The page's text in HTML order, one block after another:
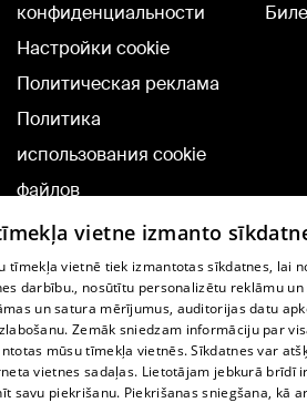
конфиденциальности
Настройки cookie
Политическая реклама
Политика
использования cookie
файлов
Добавление
комментариев
TВ-программа
Условия договора
360 Ziņu kontakti
vietne izmanto
tīmekļa vietnē tiek izmantotas sīkdatnes, lai
darbību., nosūtītu personalizētu reklāmu
un satura mērījumus, auditorijas datu
Zemāk sniedzam informāciju par
mūsu tīmekļa vietnēs. Sīkdatnes var
vietnes sadaļas. Lietotājam jebkurā brīdī
savu piekrišanu. Piekrišanas sniegšana, kā